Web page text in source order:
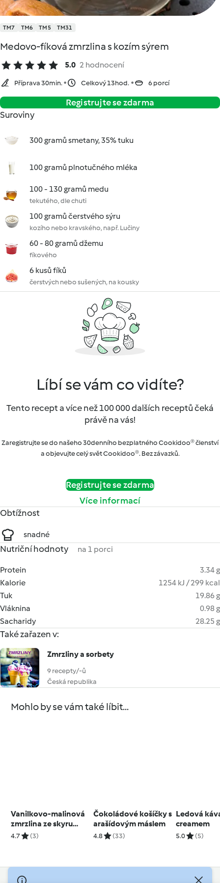
TM7 TM6 TM5 TM31
Medovo-fíková zmrzlina s kozím sýrem
5.0 2 hodnocení
Příprava 30min. Celkový 13hod. 6 porcí
Registrujte se zdarma
Suroviny
300 gramů smetany, 35% tuku
100 gramů plnotučného mléka
100 - 130 gramů medu
tekutého, dle chuti
100 gramů čerstvého sýru
kozího nebo kravského, např. Lučiny
60 - 80 gramů džemu
fíkového
6 kusů fíků
čerstvých nebo sušených, na kousky
Líbí se vám co vidíte?
Tento recept a více než 100 000 dalších receptů čeká
právě na vás!
Zaregistrujte se do našeho 30denního bezplatného Cookidoo® členství
a objevujte celý svět Cookidoo®. Bez závazků.
Registrujte se zdarma
Více informací
Obtížnost
snadné
Nutriční hodnoty na 1 porci
Protein
3.34 g
Kalorie
1254 kJ / 299 kcal
Tuk
19.86 g
Vláknina
0.98 g
Sacharidy
28.25 g
Také zařazen v:
Zmrzliny a sorbety
9 recepty/-ů
Česká republika
Mohlo by se vám také líbit...
Vanilkovo-malinová
zmrzlina ze skyru
(nízkotučná)
4.7 (3)
Čokoládové košíčky s
arašídovým máslem
4.8 (33)
Ledová
creamem
5.0 (5)